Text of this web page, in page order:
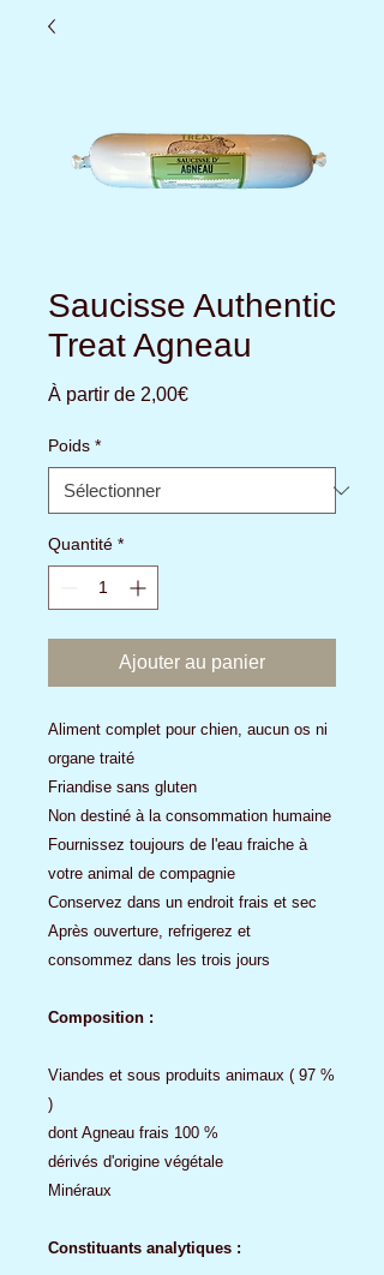
Saucisse Authentic
Treat Agneau
À partir de 2,00€Prix
Poids *
Quantité *
Ajouter au panier
Aliment complet pour chien, aucun os ni
organe traité
Friandise sans gluten
Non destiné à la consommation humaine
Fournissez toujours de l'eau fraiche à
votre animal de compagnie
Conservez dans un endroit frais et sec
Après ouverture, refrigerez et
consommez dans les trois jours
Composition :
Viandes et sous produits animaux ( 97 %
)
dont Agneau frais 100 %
dérivés d'origine végétale
Minéraux
Constituants analytiques :